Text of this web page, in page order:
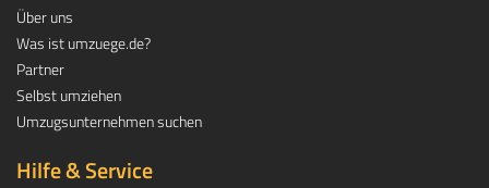
Über uns
Was ist umzuege.de?
Partner
Selbst umziehen
Umzugsunternehmen suchen
Hilfe & Service